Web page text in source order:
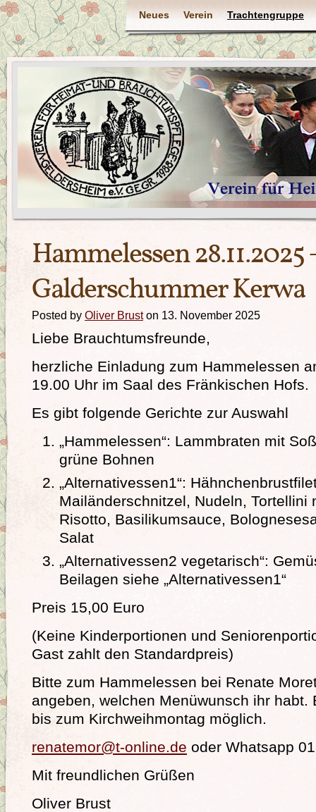
Neues Verein Trachtengruppe
Hammelessen 28.11.2025
Galderschummer Kerwa
Posted by Oliver Bruston 13. November 2025
Liebe Brauchtumsfreunde,
herzliche Einladung zum Hammelessen
19.00 Uhr im Saal des Fränkischen Hofs.
Es gibt folgende Gerichte zur Auswahl
„Hammelessen“: Lammbraten mit
grüne Bohnen
„Alternativessen1“:
Mailänderschnitzel, Nudeln, Tortellini
Risotto, Basilikumsauce,
Salat
„Alternativessen2 vegetarisch“:
Beilagen siehe „Alternativessen1“
Preis 15,00 Euro
(Keine Kinderportionen und
Gast zahlt den Standardpreis)
Bitte zum Hammelessen bei Renate
angeben, welchen Menüwunsch ihr habt.
bis zum Kirchweihmontag möglich.
renatemor@t-online.de oder Whatsapp
Mit freundlichen Grüßen
Oliver Brust